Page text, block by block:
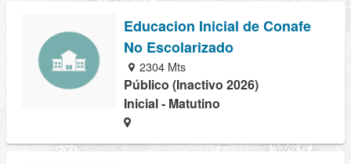
Educacion Inicial de Conafe
No Escolarizado
2304 Mts
Público (Inactivo 2026)
Inicial - Matutino